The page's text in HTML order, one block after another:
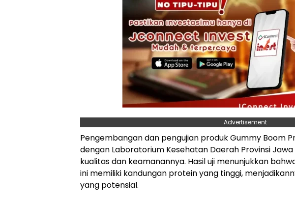
Advertisement
Pengembangan dan pengujian produk Gummy Boom
dengan Laboratorium Kesehatan Daerah Provinsi
kualitas dan keamanannya. Hasil uji menunjukkan
ini memiliki kandungan protein yang tinggi,
yang potensial.